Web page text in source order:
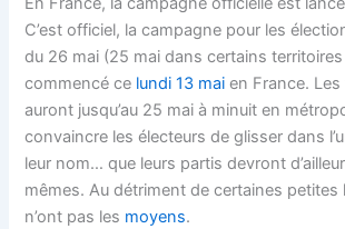
C’est officiel, la campagne pour les
du 26 mai (25 mai dans certains territoires
commencé ce lundi 13 mai en France.
auront jusqu’au 25 mai à minuit en
convaincre les électeurs de glisser dans
leur nom… que leurs partis devront
mêmes. Au détriment de certaines petites
n’ont pas les moyens.